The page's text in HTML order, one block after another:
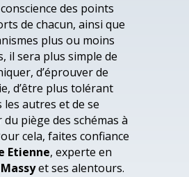
des points
de chacun, ainsi que
plus ou moins
il sera plus simple de
d’éprouver de
d’être plus tolérant
les autres et de se
piège des schémas à
cela, faites confiance
Etienne, experte en
Massyet ses alentours.